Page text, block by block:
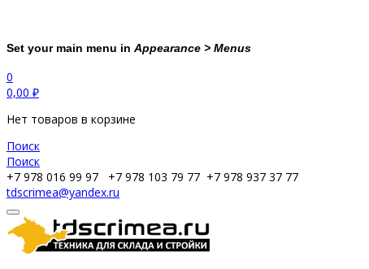
Set your main menu in Appearance > Menus
0
0,00 ₽
Нет товаров в корзине
Поиск
Поиск
+7 978 016 99 97
+7 978 103 79 77 +7 978 937 37 77
tdscrimea@yandex.ru